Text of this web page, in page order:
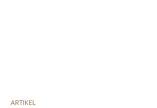
ARTIKEL